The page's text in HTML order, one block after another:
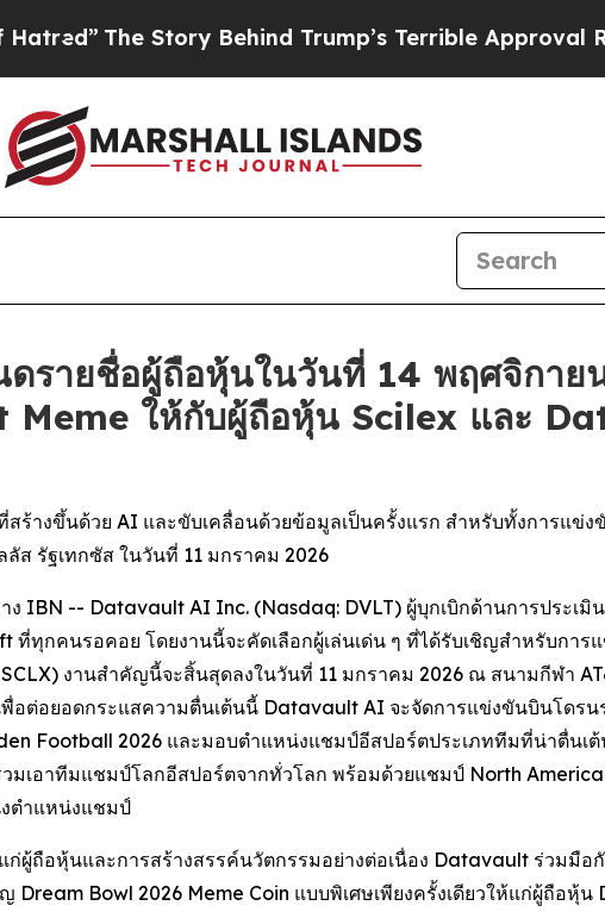
Story Behind Trump’s Terrible Approval Rating
ายชื่อผู้ถือหุ้นในวันที่ 14 พฤศจิกาย
Meme ให้กับผู้ถือหุ้น Scilex และ
ร้างขึ้นด้วย AI และขับเคลื่อนด้วยข้อมูลเป็นครั้งแรก สำหรับทั้งการแข่
ส รัฐเทกซัส ในวันที่ 11 มกราคม 2026
ง IBN -- Datavault AI Inc. (Nasdaq: DVLT) ผู้บุกเบิกด้านการประเ
ทุกคนรอคอย โดยงานนี้จะคัดเลือกผู้เล่นเด่น ๆ ที่ได้รับเชิญสำหรับการ
งานสำคัญนี้จะสิ้นสุดลงในวันที่ 11 มกราคม 2026 ณ สนามกีฬา
อต่อยอดกระแสความตื่นเต้นนี้ Datavault AI จะจัดการแข่งขันบินโดร
Football 2026 และมอบตำแหน่งแชมป์อีสปอร์ตประเภททีมที่น่าตื่นเต้
เอาทีมแชมป์โลกอีสปอร์ตจากทั่วโลก พร้อมด้วยแชมป์ North
ตำแหน่งแชมป์
ถือหุ้นและการสร้างสรรค์นวัตกรรมอย่างต่อเนื่อง Datavault ร่วมมือ
Dream Bowl 2026 Meme Coin แบบพิเศษเพียงครั้งเดียวให้แก่ผู้ถือหุ้